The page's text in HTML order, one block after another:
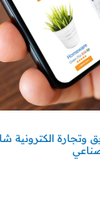
وتجارة